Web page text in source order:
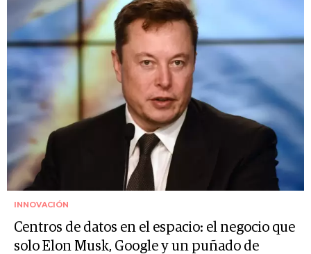
INNOVACIÓN
Centros de datos en el espacio: el negocio que
solo Elon Musk, Google y un puñado de